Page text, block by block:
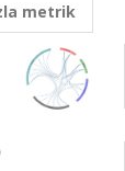
metrik